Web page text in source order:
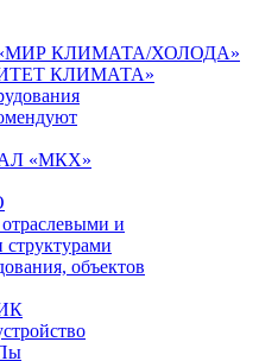
«МИР КЛИМАТА/ХОЛОДА»
КЛИМАТА»
«МКХ»
и
структурами
объектов